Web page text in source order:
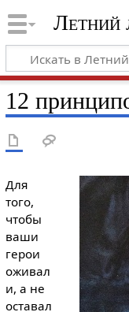
Летний
12
Для
того,
чтобы
ваши
герои
оживал
и, а не
оставал